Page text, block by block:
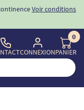
Voir conditions
CONNEXION
0
PANIER